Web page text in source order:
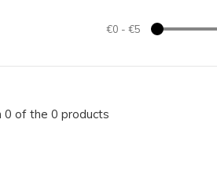
€0 - €5
0 of the 0 products